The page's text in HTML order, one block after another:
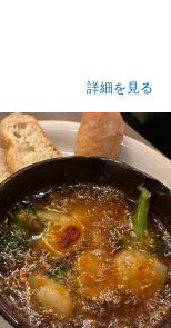
詳細を見る